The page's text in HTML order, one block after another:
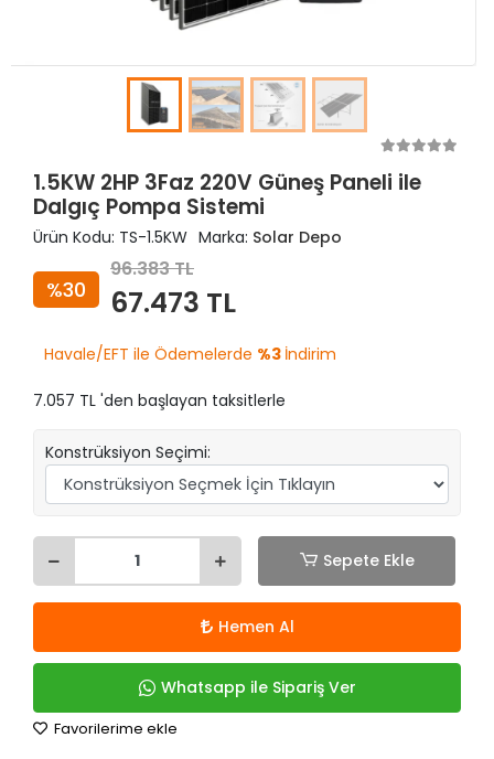
1.5KW 2HP 3Faz 220V Güneş Paneli ile
Dalgıç Pompa Sistemi
Ürün Kodu: TS-1.5KW Marka: Solar Depo
%30
96.383 TL
67.473 TL
Havale/EFT ile Ödemelerde %3 İndirim
7.057 TL 'den başlayan taksitlerle
Konstrüksiyon Seçimi:
Sepete Ekle
Hemen Al
Whatsapp ile Sipariş Ver
Favorilerime ekle